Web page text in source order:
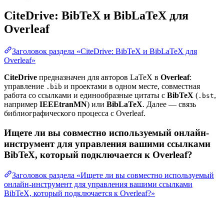
CiteDrive: BibTeX и BibLaTeX для
Overleaf
Заголовок раздела «CiteDrive: BibTeX и BibLaTeX для
Overleaf»
CiteDrive предназначен для авторов LaTeX в Overleaf:
управление .bib и проектами в одном месте, совместная
работа со ссылками и единообразные цитаты с BibTeX ( .bst,
например IEEEtranMN) или BibLaTeX. Далее — связь
библиографического процесса с Overleaf.
Ищете ли вы совместно используемый онлайн-
инструмент для управления вашими ссылками
BibTeX, который подключается к Overleaf?
Заголовок раздела «Ищете ли вы совместно используемый
онлайн-инструмент для управления вашими ссылками
BibTeX, который подключается к Overleaf?»